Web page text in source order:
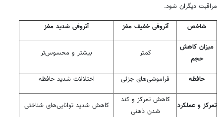
مراقبت دیگران شود.
شاخص آتروفی خفیف مغز آتروفی شدید مغز
میزان کاهش
حجم
کمتر بیشتر و محسوس‌تر
حافظه فراموشی‌های جزئی اختلالات شدید حافظه
تمرکز و عملکرد
کاهش تمرکز و کند
شدن ذهنی
کاهش شدید توانایی‌های شناختی